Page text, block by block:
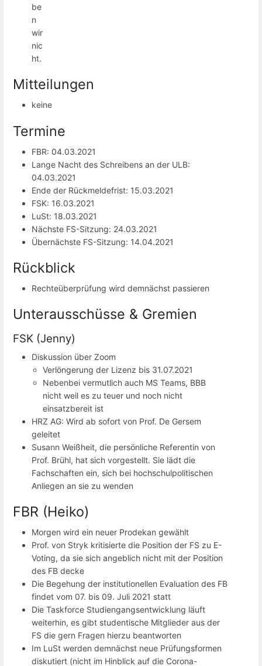
be
n
wir
nic
ht.
Mitteilungen
keine
Termine
FBR: 04.03.2021
Lange Nacht des Schreibens an der ULB:
04.03.2021
Ende der Rückmeldefrist: 15.03.2021
FSK: 16.03.2021
LuSt: 18.03.2021
Nächste FS-Sitzung: 24.03.2021
Übernächste FS-Sitzung: 14.04.2021
Rückblick
Rechteüberprüfung wird demnächst passieren
Unterausschüsse & Gremien
FSK (Jenny)
Diskussion über Zoom
Verlöngerung der Lizenz bis 31.07.2021
Nebenbei vermutlich auch MS Teams, BBB
nicht weil es zu teuer und noch nicht
einsatzbereit ist
HRZ AG: Wird ab sofort von Prof. De Gersem
geleitet
Susann Weißheit, die persönliche Referentin von
Prof. Brühl, hat sich vorgestellt. Sie lädt die
Fachschaften ein, sich bei hochschulpolitischen
Anliegen an sie zu wenden
FBR (Heiko)
Morgen wird ein neuer Prodekan gewählt
Prof. von Stryk kritisierte die Position der FS zu E-
Voting, da sie sich angeblich nicht mit der Position
des FB decke
Die Begehung der institutionellen Evaluation des FB
findet vom 07. bis 09. Juli 2021 statt
Die Taskforce Studiengangsentwicklung läuft
weiterhin, es gibt studentische Mitglieder aus der
FS die gern Fragen hierzu beantworten
Im LuSt werden demnächst neue Prüfungsformen
diskutiert (nicht im Hinblick auf die Corona-